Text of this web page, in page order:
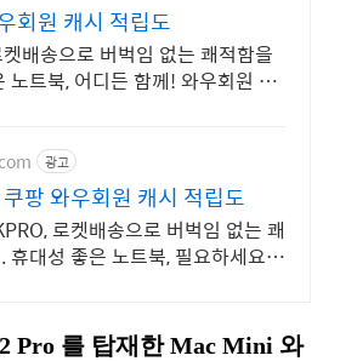
회원 캐시 적립도
배송으로 버벅임 없는 쾌적함을
노트북, 어디든 함께! 와우회원 무
광고
팡 와우회원 캐시 적립도
로켓배송으로 버벅임 없는 쾌
휴대성 좋은 노트북, 필요하세요?
Pro 를 탑재한 Mac Mini 와